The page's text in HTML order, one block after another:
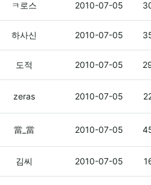
ㅋ로스 2010-07-05
하사신 2010-07-05
(2)
도적 2010-07-05
십덕 파일올리고 내용치면 한글안
zeras 2010-07-05
디자인짱폴더
當_當 2010-07-05
김씨 2010-07-05